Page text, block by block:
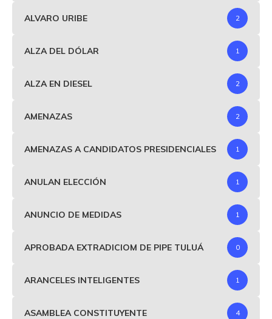
ALVARO URIBE 2
ALZA DEL DÓLAR 1
ALZA EN DIESEL 2
AMENAZAS 2
AMENAZAS A CANDIDATOS PRESIDENCIALES 1
ANULAN ELECCIÓN 1
ANUNCIO DE MEDIDAS 1
APROBADA EXTRADICIOM DE PIPE TULUÁ 0
ARANCELES INTELIGENTES 1
ASAMBLEA CONSTITUYENTE 4